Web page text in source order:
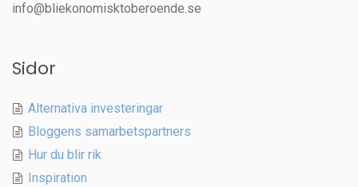
info@bliekonomisktoberoende.se
Sidor
Alternativa investeringar
Bloggens samarbetspartners
Hur du blir rik
Inspiration